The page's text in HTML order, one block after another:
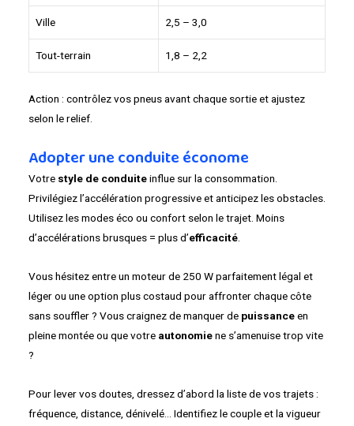
Ville 2,5 – 3,0
Tout-terrain 1,8 – 2,2
Action : contrôlez vos pneus avant chaque sortie et ajustez
selon le relief.
Adopter une conduite économe
Votre style de conduiteinflue sur la consommation.
Privilégiez l’accélération progressive et anticipez les obstacles.
Utilisez les modes éco ou confort selon le trajet. Moins
d’accélérations brusques = plus d’efficacité.
Vous hésitez entre un moteur de 250 W parfaitement légal et
léger ou une option plus costaud pour affronter chaque côte
sans souffler ? Vous craignez de manquer de puissanceen
pleine montée ou que votre autonomiene s’amenuise trop vite
?
Pour lever vos doutes, dressez d’abord la liste de vos trajets :
fréquence, distance, dénivelé… Identifiez le couple et la vigueur